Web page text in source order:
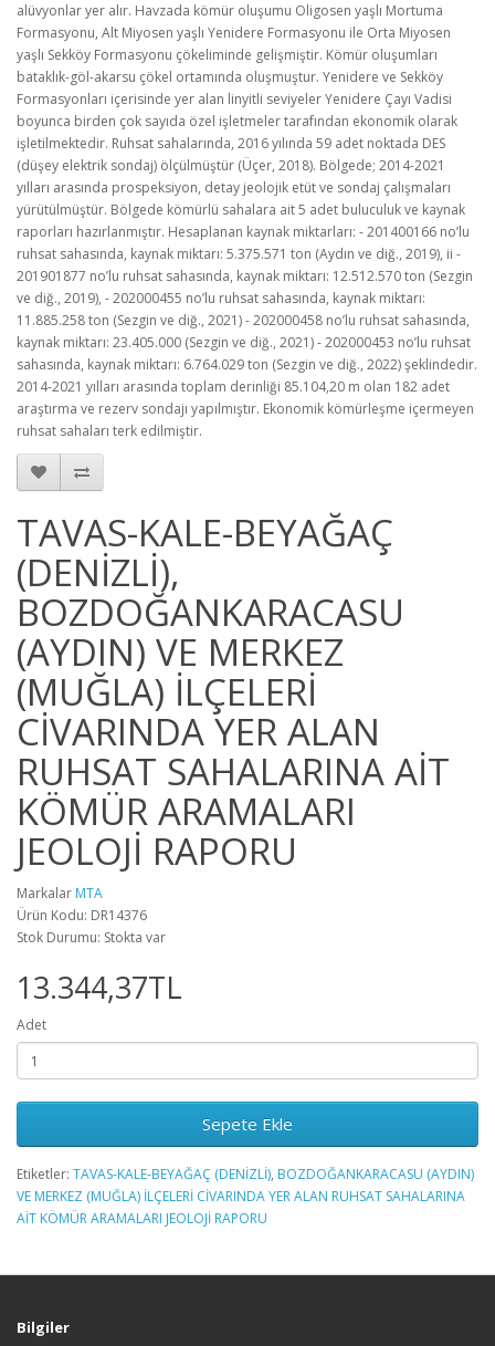
alüvyonlar yer alır. Havzada kömür oluşumu Oligosen yaşlı Mortuma
Formasyonu, Alt Miyosen yaşlı Yenidere Formasyonu ile Orta Miyosen
yaşlı Sekköy Formasyonu çökeliminde gelişmiştir. Kömür oluşumları
bataklık-göl-akarsu çökel ortamında oluşmuştur. Yenidere ve Sekköy
Formasyonları içerisinde yer alan linyitli seviyeler Yenidere Çayı Vadisi
boyunca birden çok sayıda özel işletmeler tarafından ekonomik olarak
işletilmektedir. Ruhsat sahalarında, 2016 yılında 59 adet noktada DES
(düşey elektrik sondaj) ölçülmüştür (Üçer, 2018). Bölgede; 2014-2021
yılları arasında prospeksiyon, detay jeolojik etüt ve sondaj çalışmaları
yürütülmüştür. Bölgede kömürlü sahalara ait 5 adet buluculuk ve kaynak
raporları hazırlanmıştır. Hesaplanan kaynak miktarları: - 201400166 no’lu
ruhsat sahasında, kaynak miktarı: 5.375.571 ton (Aydın ve diğ., 2019), ii -
201901877 no’lu ruhsat sahasında, kaynak miktarı: 12.512.570 ton (Sezgin
ve diğ., 2019), - 202000455 no’lu ruhsat sahasında, kaynak miktarı:
11.885.258 ton (Sezgin ve diğ., 2021) - 202000458 no’lu ruhsat sahasında,
kaynak miktarı: 23.405.000 (Sezgin ve diğ., 2021) - 202000453 no’lu ruhsat
sahasında, kaynak miktarı: 6.764.029 ton (Sezgin ve diğ., 2022) şeklindedir.
2014-2021 yılları arasında toplam derinliği 85.104,20 m olan 182 adet
araştırma ve rezerv sondajı yapılmıştır. Ekonomik kömürleşme içermeyen
ruhsat sahaları terk edilmiştir.
TAVAS-KALE-BEYAĞAÇ
(DENİZLİ),
BOZDOĞANKARACASU
(AYDIN) VE MERKEZ
(MUĞLA) İLÇELERİ
CİVARINDA YER ALAN
RUHSAT SAHALARINA AİT
KÖMÜR ARAMALARI
JEOLOJİ RAPORU
Markalar MTA
Ürün Kodu: DR14376
Stok Durumu: Stokta var
13.344,37TL
Adet
Sepete Ekle
Etiketler: TAVAS-KALE-BEYAĞAÇ (DENİZLİ), BOZDOĞANKARACASU (AYDIN)
VE MERKEZ (MUĞLA) İLÇELERİ CİVARINDA YER ALAN RUHSAT SAHALARINA
AİT KÖMÜR ARAMALARI JEOLOJİ RAPORU
Bilgiler